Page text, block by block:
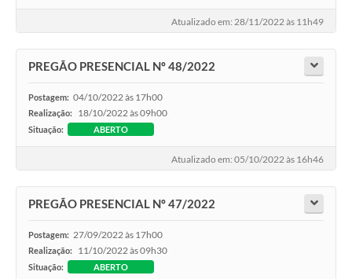
Atualizado em: 28/11/2022 às 11h49
PREGÃO PRESENCIAL Nº 48/2022
Postagem: 04/10/2022 às 17h00
Realização: 18/10/2022 às 09h00
Situação: ABERTO
Atualizado em: 05/10/2022 às 16h46
PREGÃO PRESENCIAL Nº 47/2022
Postagem: 27/09/2022 às 17h00
Realização: 11/10/2022 às 09h30
Situação: ABERTO